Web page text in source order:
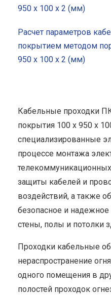
950 x 100 x 2 (мм)
Расчет параметров
покрытием методом
950 x 100 x 2 (мм)
Кабельные проходки
покрытия 100 x 950 x
специализированные
процессе монтажа
защиты кабелей и
воздействий, а также
безопасное и
стены, полы и потолки
Проходки кабельные
нераспространение
одного помещения в
полостей проходок